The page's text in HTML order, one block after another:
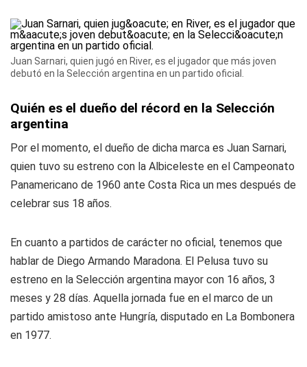
Juan Sarnari, quien jugó en River, es el jugador que más joven
debutó en la Selección argentina en un partido oficial.
Quién es el dueño del récord en la Selección
argentina
Por el momento, el dueño de dicha marca es Juan Sarnari,
quien tuvo su estreno con la Albiceleste en el Campeonato
Panamericano de 1960 ante Costa Rica un mes después de
celebrar sus 18 años.
En cuanto a partidos de carácter no oficial, tenemos que
hablar de Diego Armando Maradona. El Pelusa tuvo su
estreno en la Selección argentina mayor con 16 años, 3
meses y 28 días. Aquella jornada fue en el marco de un
partido amistoso ante Hungría, disputado en La Bombonera
en 1977.